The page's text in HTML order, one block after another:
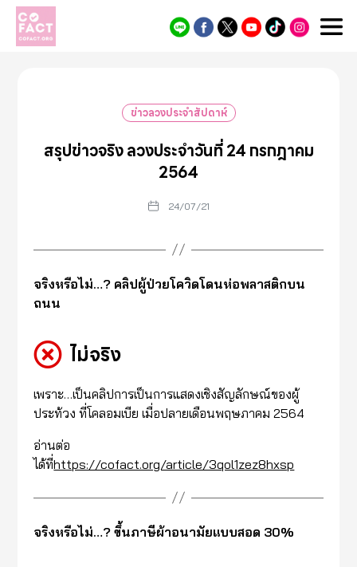
Cofact
ข่าวลวงประจำสัปดาห์
สรุปข่าวจริง ลวงประจำวันที่ 24 กรกฎาคม
2564
24/07/21
จริงหรือไม่…? คลิปผู้ป่วยโควิดโดนห่อพลาสติกบน
ถนน
ไม่จริง
เพราะ…เป็นคลิปการเป็นการแสดงเชิงสัญลักษณ์ของผู้
ประท้วง ที่โคลอมเบีย เมื่อปลายเดือนพฤษภาคม 2564
อ่านต่อ
ได้ที่https://cofact.org/article/3qol1zez8hxsp
จริงหรือไม่…? ขึ้นภาษีผ้าอนามัยแบบสอด 30%